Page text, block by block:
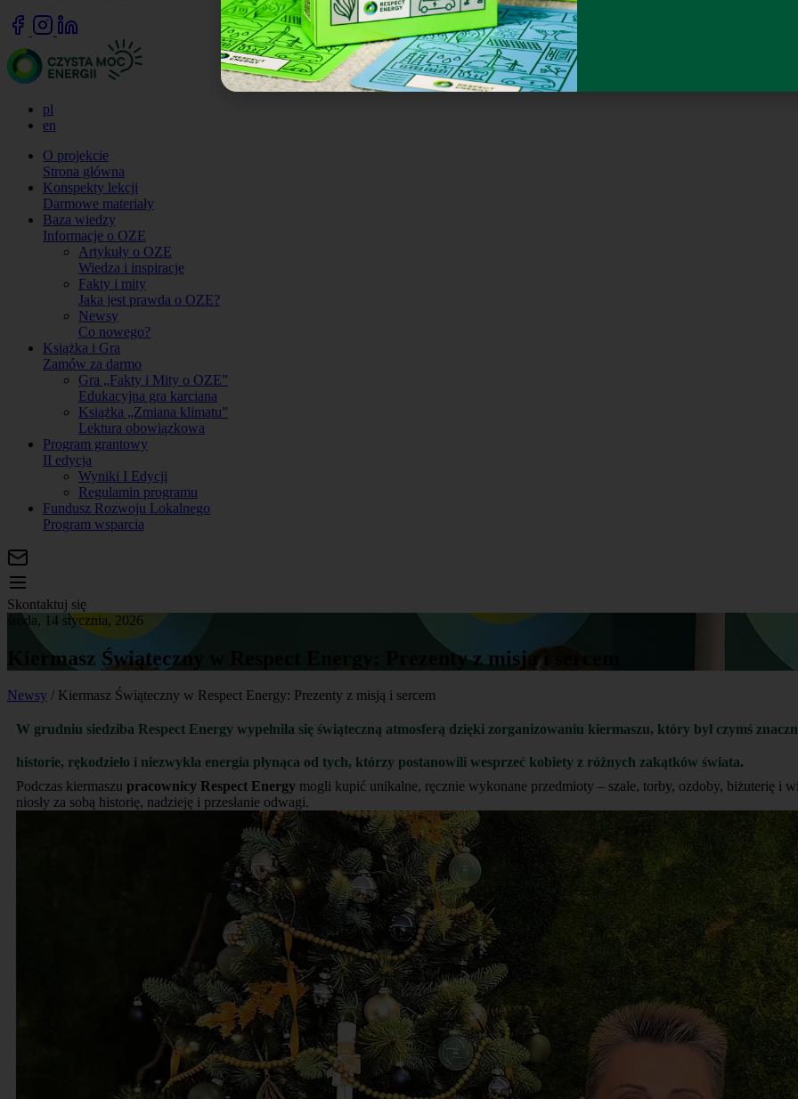
pl
en
O projekcie
Strona główna
Konspekty lekcji
Darmowe materiały
Baza wiedzy
Informacje o OZE
Artykuły o OZE
Wiedza i inspiracje
Fakty i mity
Jaka jest prawda o OZE?
Newsy
Co nowego?
Książka i Gra
Zamów za darmo
Gra „Fakty i Mity o OZE”
Edukacyjna gra karciana
Książka „Zmiana klimatu”
Lektura obowiązkowa
Program grantowy
II edycja
Wyniki I Edycji
Regulamin programu
Fundusz Rozwoju Lokalnego
Program wsparcia
Skontaktuj się
środa, 14 stycznia, 2026
Kiermasz Świąteczny w Respect Energy: Prezenty z misją i sercem
Newsy / Kiermasz Świąteczny w Respect Energy: Prezenty z misją i sercem
W grudniu siedziba Respect Energy wypełniła się świąteczną atmosferą dzięki zorganizowaniu kiermaszu, który był czymś
historie, rękodzieło i niezwykła energia płynąca od tych, którzy postanowili wesprzeć kobiety z różnych zakątków świata.
Podczas kiermaszu pracownicy Respect Energy mogli kupić unikalne, ręcznie wykonane przedmioty – szale, torby, ozdoby, biżuterię i
niosły za sobą historię, nadzieję i przesłanie odwagi.